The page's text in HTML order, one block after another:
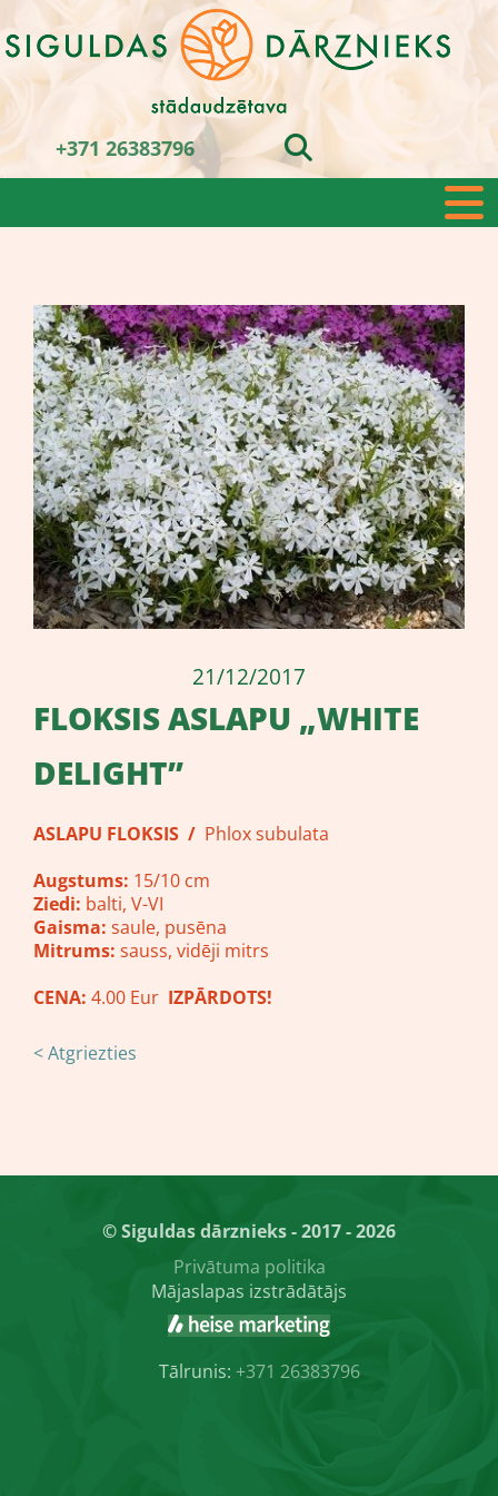
+371 26383796
21/12/2017
FLOKSIS ​ASLAPU „WHITE
DELIGHT”
ASLAPU FLOKSIS / Phlox subulata
Augstums: 15/10 cm
Ziedi: balti, V-VI
Gaisma: saule, pusēna
Mitrums: sauss, vidēji mitrs
CENA: 4.00 Eur IZPĀRDOTS!
< Atgriezties
© Siguldas dārznieks - 2017 - 2026
Privātuma politika
Mājaslapas izstrādātājs
Tālrunis: +371 26383796